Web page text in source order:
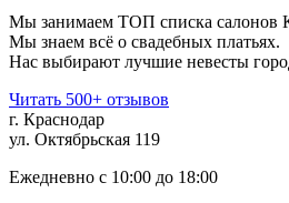
Мы занимаем ТОП списка салонов
Мы знаем всё о свадебных платьях.
Нас выбирают лучшие невесты
Читать 500+ отзывов
г. Краснодар
ул. Октябрьская 119
Ежедневно с 10:00 до 18:00